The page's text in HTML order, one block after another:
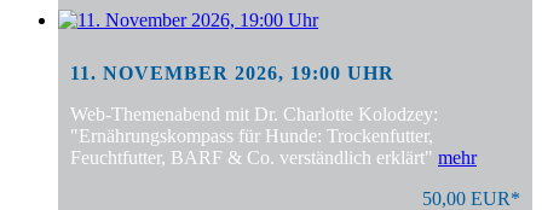
11. NOVEMBER 2026, 19:00 UHR
Web-Themenabend mit Dr. Charlotte Kolodzey:
"Ernährungskompass für Hunde: Trockenfutter,
Feuchtfutter, BARF & Co. verständlich erklärt" mehr
50,00 EUR*